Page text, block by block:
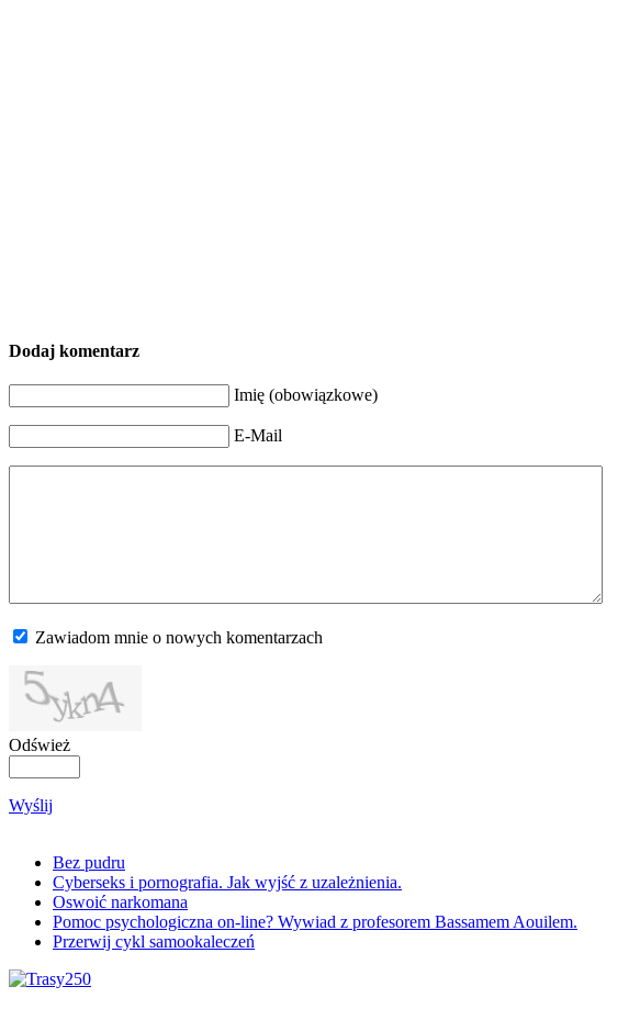
Dodaj komentarz
Imię (obowiązkowe)
E-Mail
Zawiadom mnie o nowych komentarzach
Odśwież
Wyślij
Bez pudru
Cyberseks i pornografia. Jak wyjść z uzależnienia.
Oswoić narkomana
Pomoc psychologiczna on-line? Wywiad z profesorem Bassamem Aouilem.
Przerwij cykl samookaleczeń